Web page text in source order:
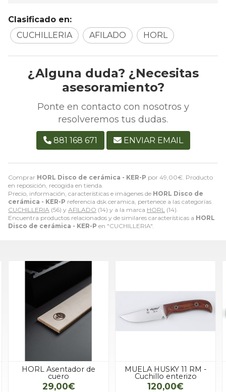
Comprar HORL Disco de cerámica - KER-P por 49,00€ . Producto
en reposición, recogida en tienda.
Precio, información, características e imágenes de HORL Disco de
cerámica - KER-P referencia dsk ceramica, pertenece a las categorías
CUCHILLERIA (56) y AFILADO (14) y a la marca HORL (14).
Encuentra productos relacionados y de similares características a HORL
Disco de cerámica - KER-P en "CUCHILLERIA".
Clasificado en:
CUCHILLERIA
AFILADO HORL
¿Alguna duda? ¿Necesitas
asesoramiento?
Ponte en contacto con nosotros y
resolveremos tus dudas.
881 168 671 ENVIAR EMAIL
HORL Asentador de
cuero
29,00€
MUELA HUSKY 11 RM -
Cuchillo enterizo
120,00€